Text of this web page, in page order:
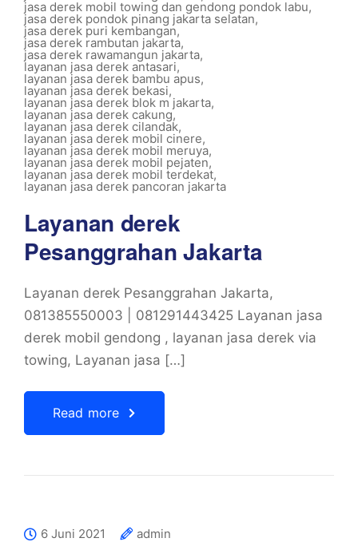
jasa derek mobil towing dan gendong pondok labu,
jasa derek pondok pinang jakarta selatan,
jasa derek puri kembangan,
jasa derek rambutan jakarta,
jasa derek rawamangun jakarta,
layanan jasa derek antasari,
layanan jasa derek bambu apus,
layanan jasa derek bekasi,
layanan jasa derek blok m jakarta,
layanan jasa derek cakung,
layanan jasa derek cilandak,
layanan jasa derek mobil cinere,
layanan jasa derek mobil meruya,
layanan jasa derek mobil pejaten,
layanan jasa derek mobil terdekat,
layanan jasa derek pancoran jakarta
Layanan derek
Pesanggrahan Jakarta
Layanan derek Pesanggrahan Jakarta,
081385550003 | 081291443425 Layanan jasa
derek mobil gendong , layanan jasa derek via
towing, Layanan jasa […]
Read more
6 Juni 2021
admin